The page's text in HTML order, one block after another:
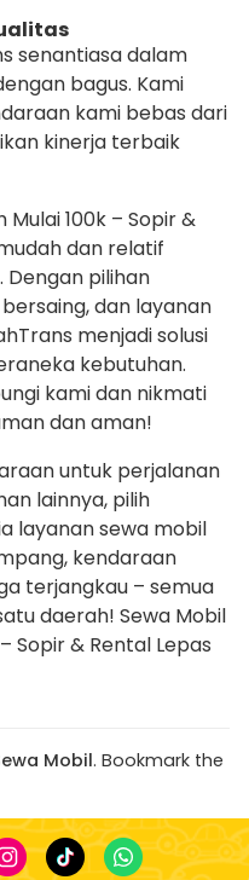
senantiasa dalam
bagus. Kami
kami bebas dari
kinerja terbaik
100k – Sopir &
dan relatif
pilihan
dan layanan
menjadi solusi
kebutuhan.
kami dan nikmati
dan aman!
untuk perjalanan
lainnya, pilih
layanan sewa mobil
kendaraan
terjangkau – semua
daerah! Sewa Mobil
Sopir & Rental Lepas
Mobil. Bookmark the